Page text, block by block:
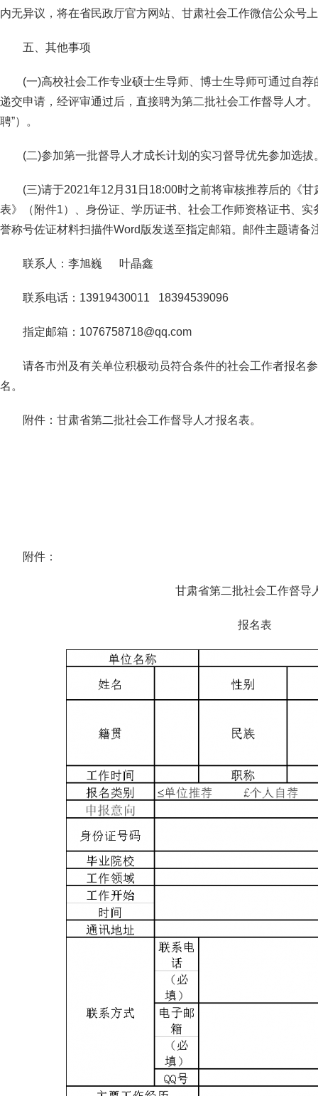
内无异议，将在省民政厅官方网站、甘肃社会工作微信公众号
五、其他事项
(一)高校社会工作专业硕士生导师、博士生导师可通过自
递交申请，经评审通过后，直接聘为第二批社会工作督导人才
聘”）。
(二)参加第一批督导人才成长计划的实习督导优先参加选拔
(三)请于2021年12月31日18:00时之前将审核推荐后的《
表》（附件1）、身份证、学历证书、社会工作师资格证书、
誉称号佐证材料扫描件Word版发送至指定邮箱。邮件主题请备
联系人：李旭巍 叶晶鑫
联系电话：13919430011 18394539096
指定邮箱：1076758718@qq.com
请各市州及有关单位积极动员符合条件的社会工作者报名
名。
附件：甘肃省第二批社会工作督导人才报名表。
附件：
甘肃省第二批社会工作督导
报名表